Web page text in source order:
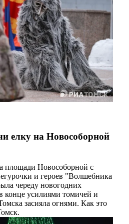
елку на Новособорной
площади Новособорной с
и героев "Волшебника
череду новогодних
конце усилиями томичей и
засияла огнями. Как это